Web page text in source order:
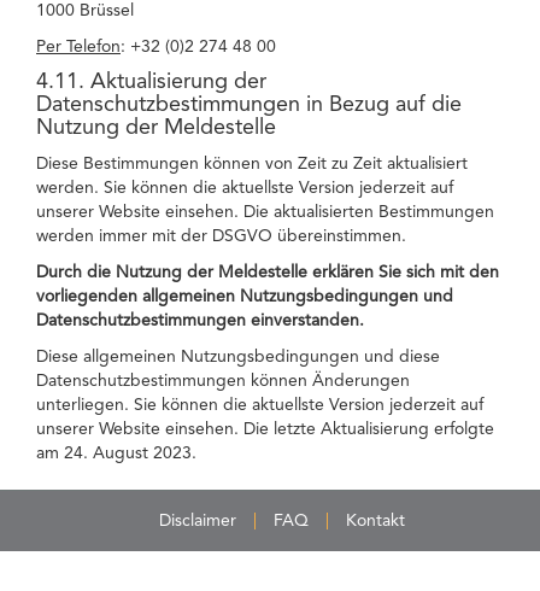
1000 Brüssel
Per Telefon: +32 (0)2 274 48 00
4.11. Aktualisierung der
Datenschutzbestimmungen in Bezug auf die
Nutzung der Meldestelle
Diese Bestimmungen können von Zeit zu Zeit aktualisiert
werden. Sie können die aktuellste Version jederzeit auf
unserer Website einsehen. Die aktualisierten Bestimmungen
werden immer mit der DSGVO übereinstimmen.
Durch die Nutzung der Meldestelle erklären Sie sich mit den
vorliegenden allgemeinen Nutzungsbedingungen und
Datenschutzbestimmungen einverstanden.
Diese allgemeinen Nutzungsbedingungen und diese
Datenschutzbestimmungen können Änderungen
unterliegen. Sie können die aktuellste Version jederzeit auf
unserer Website einsehen. Die letzte Aktualisierung erfolgte
am 24. August 2023.
Disclaimer FAQ Kontakt